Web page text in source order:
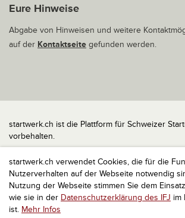
startwerk.ch verwendet Cookies, die für die
Nutzerverhalten auf der Webseite notwendig
Nutzung der Webseite stimmen Sie dem
wie sie in der Datenschutzerklärung des IFJ im
ist. Mehr Infos
Eure Hinweise
Abgabe von Hinweisen und weitere
auf der Kontaktseite gefunden werden.
startwerk.ch ist die Plattform für Schweizer
vorbehalten.
Impressum
Kontakt
nach oben